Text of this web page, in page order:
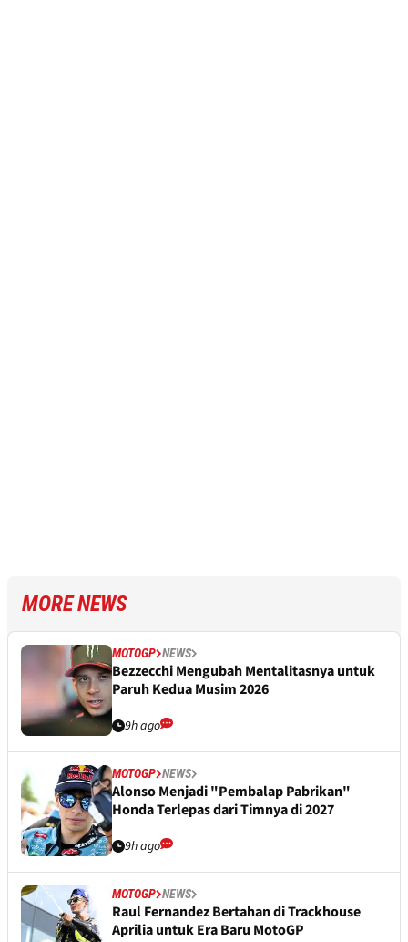
MORE NEWS
MOTOGP NEWS
Bezzecchi Mengubah Mentalitasnya untuk
Paruh Kedua Musim 2026
9h ago
MOTOGP NEWS
Alonso Menjadi "Pembalap Pabrikan"
Honda Terlepas dari Timnya di 2027
9h ago
MOTOGP NEWS
Raul Fernandez Bertahan di Trackhouse
Aprilia untuk Era Baru MotoGP